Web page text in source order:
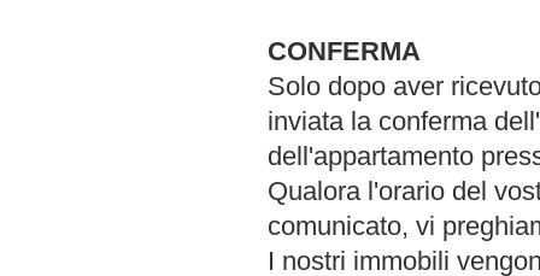
CONFERMA
Solo dopo aver
inviata la conferma
dell'appartamento
Qualora l'orario del
comunicato, vi
I nostri immobili